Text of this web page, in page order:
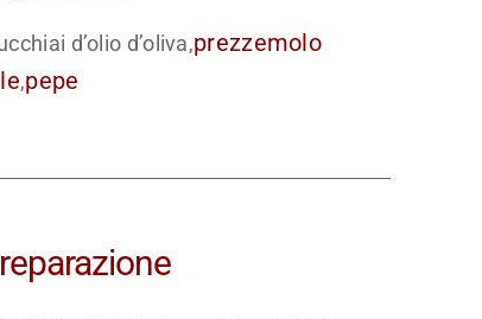
d’olio d’oliva,prezzemolo
,pepe